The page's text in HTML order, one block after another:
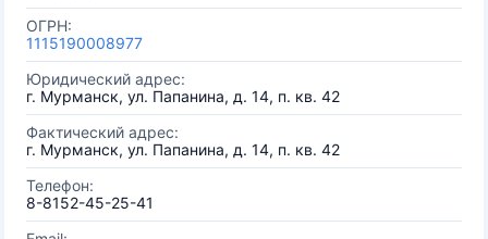
ОГРН:
1115190008977
Юридический адрес:
г. Мурманск, ул. Папанина, д. 14, п. кв. 42
Фактический адрес:
г. Мурманск, ул. Папанина, д. 14, п. кв. 42
Телефон:
8-8152-45-25-41